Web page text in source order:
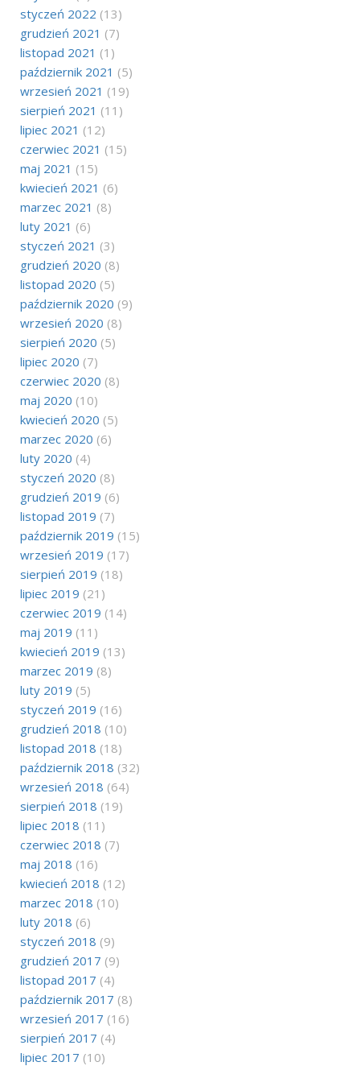
styczeń 2022 (13)
grudzień 2021 (7)
listopad 2021 (1)
październik 2021 (5)
wrzesień 2021 (19)
sierpień 2021 (11)
lipiec 2021 (12)
czerwiec 2021 (15)
maj 2021 (15)
kwiecień 2021 (6)
marzec 2021 (8)
luty 2021 (6)
styczeń 2021 (3)
grudzień 2020 (8)
listopad 2020 (5)
październik 2020 (9)
wrzesień 2020 (8)
sierpień 2020 (5)
lipiec 2020 (7)
czerwiec 2020 (8)
maj 2020 (10)
kwiecień 2020 (5)
marzec 2020 (6)
luty 2020 (4)
styczeń 2020 (8)
grudzień 2019 (6)
listopad 2019 (7)
październik 2019 (15)
wrzesień 2019 (17)
sierpień 2019 (18)
lipiec 2019 (21)
czerwiec 2019 (14)
maj 2019 (11)
kwiecień 2019 (13)
marzec 2019 (8)
luty 2019 (5)
styczeń 2019 (16)
grudzień 2018 (10)
listopad 2018 (18)
październik 2018 (32)
wrzesień 2018 (64)
sierpień 2018 (19)
lipiec 2018 (11)
czerwiec 2018 (7)
maj 2018 (16)
kwiecień 2018 (12)
marzec 2018 (10)
luty 2018 (6)
styczeń 2018 (9)
grudzień 2017 (9)
listopad 2017 (4)
październik 2017 (8)
wrzesień 2017 (16)
sierpień 2017 (4)
lipiec 2017 (10)